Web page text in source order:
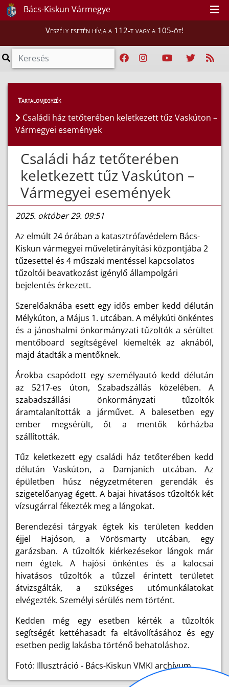
Bács-Kiskun Vármegye
Veszély esetén hívja a 112-t vagy a 105-öt!
Híreink > Hírek
Tartalomjegyzék
Családi ház tetőterében keletkezett tűz Vaskúton –
Vármegyei események
Családi ház tetőterében
keletkezett tűz Vaskúton –
Vármegyei események
2025. október 29. 09:51
Az elmúlt 24 órában a katasztrófavédelem Bács-
Kiskun vármegyei műveletirányítási központjába 2
tűzesettel és 4 műszaki mentéssel kapcsolatos
tűzoltói beavatkozást igénylő állampolgári
bejelentés érkezett.
Szerelőaknába esett egy idős ember kedd délután
Mélykúton, a Május 1. utcában. A mélykúti önkéntes
és a jánoshalmi önkormányzati tűzoltók a sérültet
mentőboard segítségével kiemelték az aknából,
majd átadták a mentőknek.
Árokba csapódott egy személyautó kedd délután
az 5217-es úton, Szabadszállás közelében. A
szabadszállási önkormányzati tűzoltók
áramtalanították a járművet. A balesetben egy
ember megsérült, őt a mentők kórházba
szállították.
Tűz keletkezett egy családi ház tetőterében kedd
délután Vaskúton, a Damjanich utcában. Az
épületben húsz négyzetméteren gerendák és
szigetelőanyag égett. A bajai hivatásos tűzoltók két
vízsugárral fékezték meg a lángokat.
Berendezési tárgyak égtek kis területen kedden
éjjel Hajóson, a Vörösmarty utcában, egy
garázsban. A tűzoltók kiérkezésekor lángok már
nem égtek. A hajósi önkéntes és a kalocsai
hivatásos tűzoltók a tűzzel érintett területet
átvizsgálták, a szükséges utómunkálatokat
elvégezték. Személyi sérülés nem történt.
Kedden még egy esetben kérték a tűzoltók
segítségét kettéhasadt fa eltávolításához és egy
esetben pedig lakásba történő behatoláshoz.
Fotó: Illusztráció - Bács-Kiskun VMKI archívum